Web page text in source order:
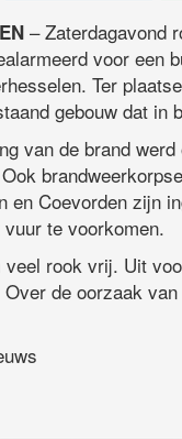
– Zaterdagavond
voor een
Ter
gebouw dat in
van de brand
en Coevorden zijn
te voorkomen.
veel rook vrij. Uit
de oorzaak